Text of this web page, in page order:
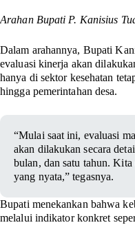
Arahan Bupati P. Kanisius
Dalam arahannya, Bupati
evaluasi kinerja akan
hanya di sektor kesehatan
hingga pemerintahan desa.
“Mulai saat ini, evaluasi
akan dilakukan secara
bulan, dan satu tahun.
yang nyata,” tegasnya.
Bupati menekankan bahwa
melalui indikator konkret